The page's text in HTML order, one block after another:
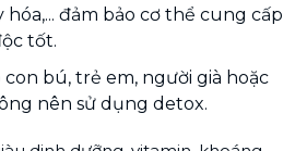
đảm bảo cơ thể cung cấp
tốt.
bú, trẻ em, người già hoặc
nên sử dụng detox.